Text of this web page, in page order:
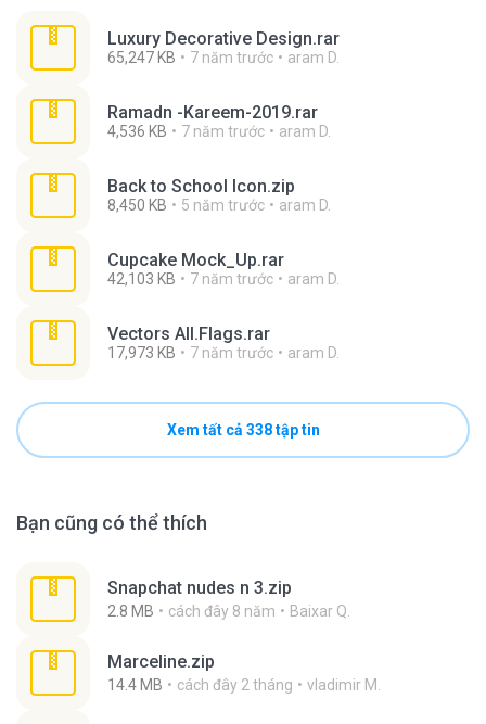
Luxury Decorative Design.rar
65,247 KB 7 năm trước aram D.
Ramadn -Kareem-2019.rar
4,536 KB 7 năm trước aram D.
Back to School Icon.zip
8,450 KB 5 năm trước aram D.
Cupcake Mock_Up.rar
42,103 KB 7 năm trước aram D.
Vectors All.Flags.rar
17,973 KB 7 năm trước aram D.
Xem tất cả 338 tập tin
Bạn cũng có thể thích
Snapchat nudes n 3.zip
2.8 MB cách đây 8 năm Baixar Q.
Marceline.zip
14.4 MB cách đây 2 tháng vladimir M.